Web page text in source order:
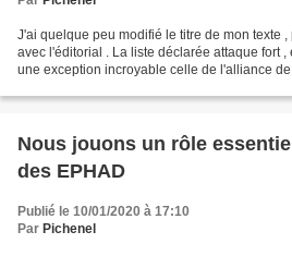
J'ai quelque peu modifié le titre de mon texte
avec l'éditorial . La liste déclarée attaque fort
une exception incroyable celle de l'alliance
Nous jouons un rôle
des EPHAD
Publié le 10/01/2020 à 17:10
Par Pichenel